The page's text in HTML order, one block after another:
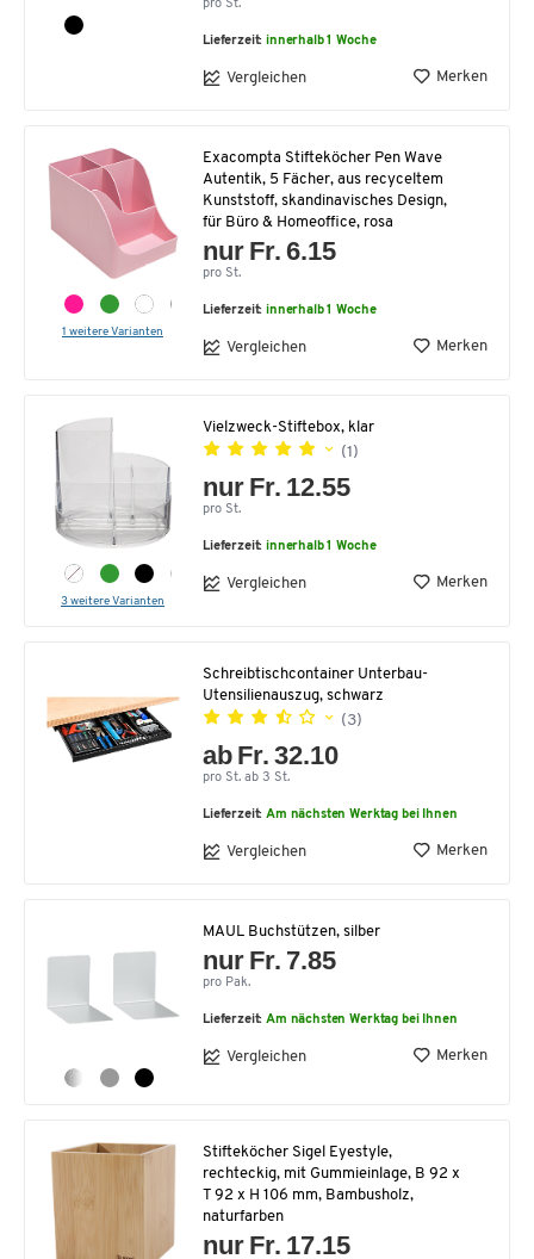
pro St.
Lieferzeit:innerhalb 1 Woche
Vergleichen Merken
1 weitere Varianten
Exacompta Stifteköcher Pen Wave
Autentik, 5 Fächer, aus recyceltem
Kunststoff, skandinavisches Design,
für Büro & Homeoffice, rosa
nur Fr. 6.15
pro St.
Lieferzeit:innerhalb 1 Woche
Vergleichen Merken
3 weitere Varianten
Vielzweck-Stiftebox, klar
(1)
nur Fr. 12.55
pro St.
Lieferzeit:innerhalb 1 Woche
Vergleichen Merken
Schreibtischcontainer Unterbau-
Utensilienauszug, schwarz
(3)
ab Fr. 32.10
pro St. ab 3 St.
Lieferzeit:Am nächsten Werktag bei Ihnen
Vergleichen Merken
MAUL Buchstützen, silber
nur Fr. 7.85
pro Pak.
Lieferzeit:Am nächsten Werktag bei Ihnen
Vergleichen Merken
Stifteköcher Sigel Eyestyle,
rechteckig, mit Gummieinlage, B 92 x
T 92 x H 106 mm, Bambusholz,
naturfarben
nur Fr. 17.15